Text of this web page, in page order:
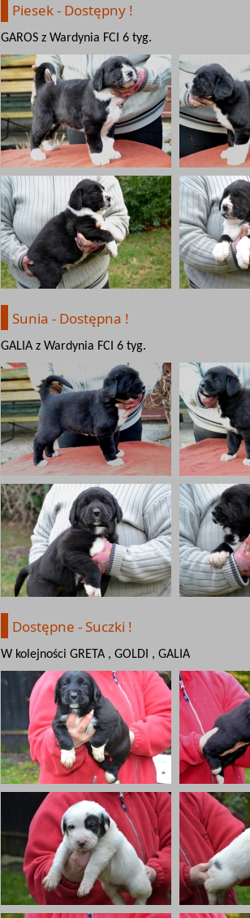
Piesek - Dostępny !
GAROS z Wardynia FCI 6 tyg.
Sunia - Dostępna !
GALIA z Wardynia FCI 6 tyg.
Dostępne - Suczki !
W kolejności GRETA , GOLDI , GALIA